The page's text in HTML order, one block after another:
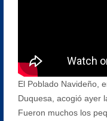
El Poblado Navideño,
Duquesa, acogió ayer
Fueron muchos los